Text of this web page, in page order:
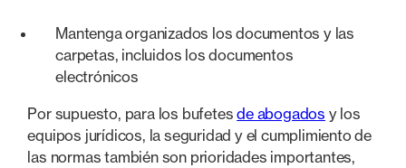
Mantenga organizados los documentos y las
carpetas, incluidos los documentos
electrónicos
Por supuesto, para los bufetesde abogados y los
equipos jurídicos, la seguridad y el cumplimiento de
las normas también son prioridades importantes,